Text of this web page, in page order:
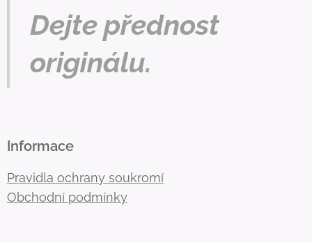
Dejte přednost
originálu.
Informace
Pravidla ochrany soukromí
Obchodní podmínky